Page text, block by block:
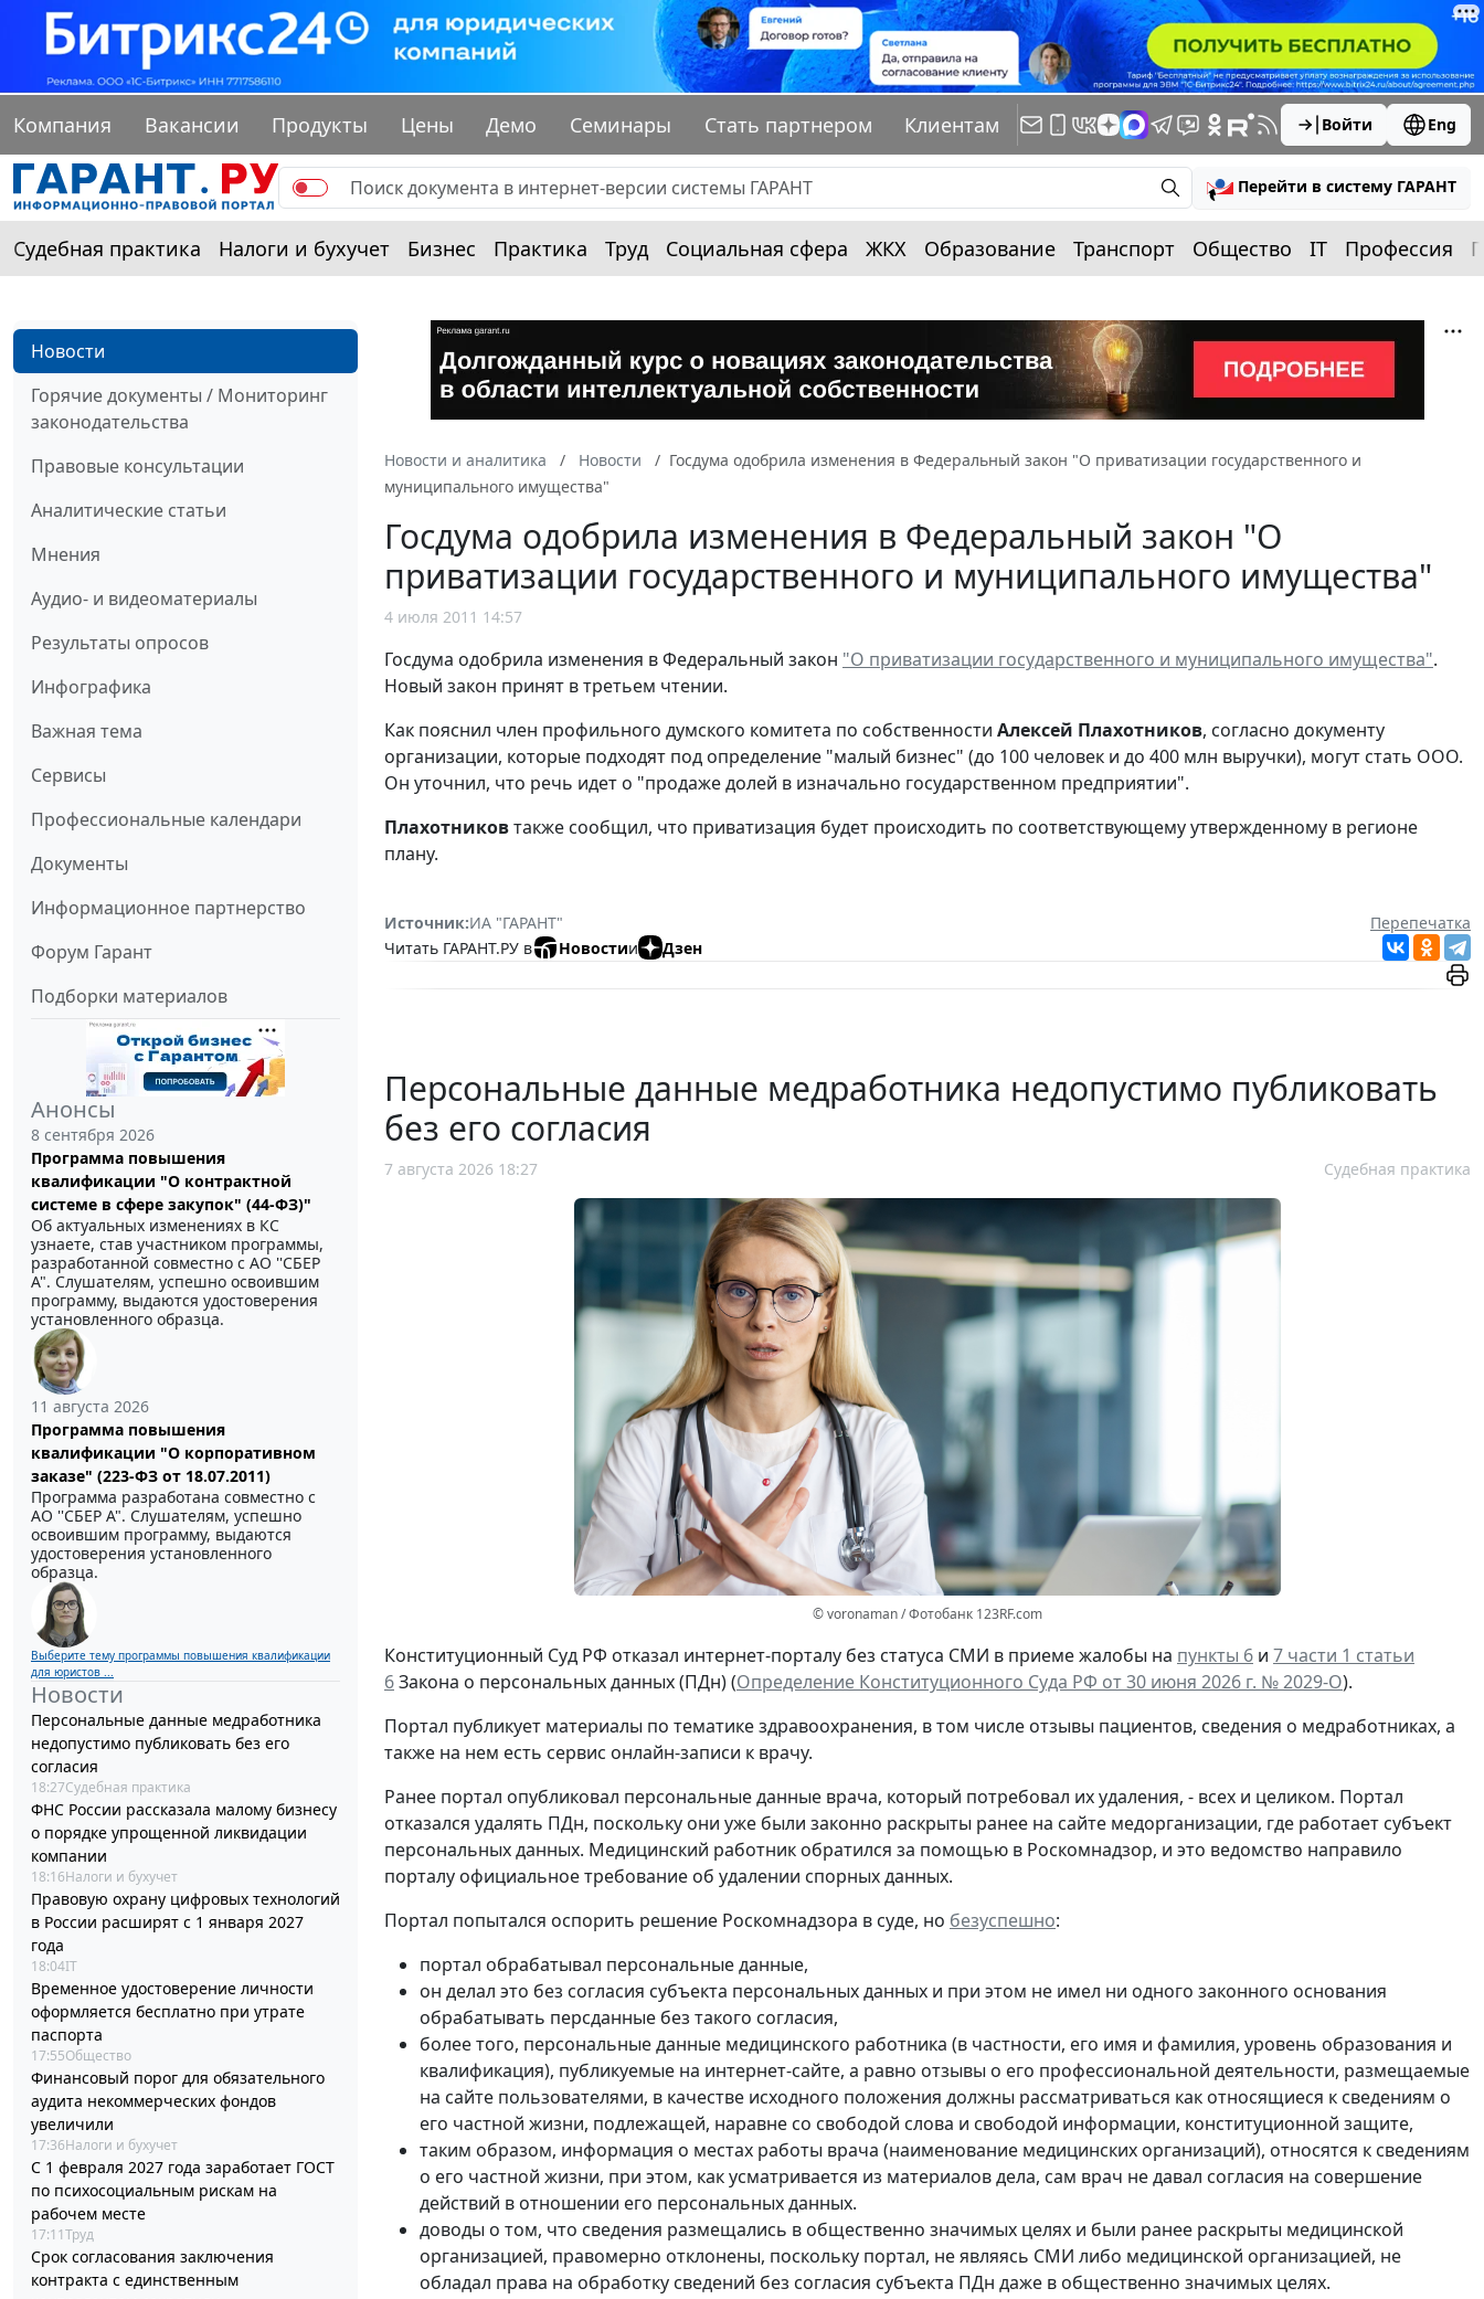
Компания Вакансии Продукты Цены Демо Семинары Стать партнером Клиентам Войти Eng
Перейти в систему ГАРАНТ
Судебная практика Налоги и бухучет Бизнес Практика Труд Социальная сфера ЖКХ Образование Транспорт Общество IT Профессия
Новости
Горячие документы / Мониторинг
законодательства
Правовые консультации
Аналитические статьи
Мнения
Аудио- и видеоматериалы
Результаты опросов
Инфографика
Важная тема
Сервисы
Профессиональные календари
Документы
Информационное партнерство
Форум Гарант
Подборки материалов
Анонсы
8 сентября 2026
Программа повышения
квалификации "О контрактной
системе в сфере закупок" (44-ФЗ)"
Об актуальных изменениях в КС
узнаете, став участником программы,
разработанной совместно с АО ''СБЕР
А". Слушателям, успешно освоившим
программу, выдаются удостоверения
установленного образца.
11 августа 2026
Программа повышения
квалификации "О корпоративном
заказе" (223-ФЗ от 18.07.2011)
Программа разработана совместно с
АО ''СБЕР А". Слушателям, успешно
освоившим программу, выдаются
удостоверения установленного
образца.
Выберите тему программы повышения квалификации
для юристов ...
Новости
Персональные данные медработника
недопустимо публиковать без его
согласия
18:27Судебная практика
ФНС России рассказала малому бизнесу
о порядке упрощенной ликвидации
компании
18:16Налоги и бухучет
Правовую охрану цифровых технологий
в России расширят с 1 января 2027
года
18:04IT
Временное удостоверение личности
оформляется бесплатно при утрате
паспорта
17:55Общество
Финансовый порог для обязательного
аудита некоммерческих фондов
увеличили
17:36Налоги и бухучет
С 1 февраля 2027 года заработает ГОСТ
по психосоциальным рискам на
рабочем месте
17:11Труд
Срок согласования заключения
контракта с единственным
Новости и аналитика Новости
Госдума одобрила изменения в Федеральный закон "О приватизации государственного и
муниципального имущества"
Госдума одобрила изменения в Федеральный закон "О
приватизации государственного и муниципального имущества"
4 июля 2011 14:57
Госдума одобрила изменения в Федеральный закон "О приватизации государственного и муниципального имущества".
Новый закон принят в третьем чтении.
Как пояснил член профильного думского комитета по собственности Алексей Плахотников, согласно документу
организации, которые подходят под определение "малый бизнес" (до 100 человек и до 400 млн выручки), могут стать ООО.
Он уточнил, что речь идет о "продаже долей в изначально государственном предприятии".
Плахотниковтакже сообщил, что приватизация будет происходить по соответствующему утвержденному в регионе
плану.
Источник:ИА "ГАРАНТ"
Перепечатка
Читать ГАРАНТ.РУ в
Новостии Дзен
Персональные данные медработника недопустимо публиковать
без его согласия
7 августа 2026 18:27 Судебная практика
© voronaman / Фотобанк 123RF.com
Конституционный Суд РФ отказал интернет-порталу без статуса СМИ в приеме жалобы на пункты 6 и 7 части 1 статьи
6Закона о персональных данных (ПДн) (Определение Конституционного Суда РФ от 30 июня 2026 г. № 2029-О).
Портал публикует материалы по тематике здравоохранения, в том числе отзывы пациентов, сведения о медработниках, а
также на нем есть сервис онлайн-записи к врачу.
Ранее портал опубликовал персональные данные врача, который потребовал их удаления, - всех и целиком. Портал
отказался удалять ПДн, поскольку они уже были законно раскрыты ранее на сайте медорганизации, где работает субъект
персональных данных. Медицинский работник обратился за помощью в Роскомнадзор, и это ведомство направило
порталу официальное требование об удалении спорных данных.
Портал попытался оспорить решение Роскомнадзора в суде, но безуспешно:
портал обрабатывал персональные данные,
он делал это без согласия субъекта персональных данных и при этом не имел ни одного законного основания
обрабатывать персданные без такого согласия,
более того, персональные данные медицинского работника (в частности, его имя и фамилия, уровень образования и
квалификация), публикуемые на интернет-сайте, а равно отзывы о его профессиональной деятельности, размещаемые
на сайте пользователями, в качестве исходного положения должны рассматриваться как относящиеся к сведениям о
его частной жизни, подлежащей, наравне со свободой слова и свободой информации, конституционной защите,
таким образом, информация о местах работы врача (наименование медицинских организаций), относятся к сведениям
о его частной жизни, при этом, как усматривается из материалов дела, сам врач не давал согласия на совершение
действий в отношении его персональных данных.
доводы о том, что сведения размещались в общественно значимых целях и были ранее раскрыты медицинской
организацией, правомерно отклонены, поскольку портал, не являясь СМИ либо медицинской организацией, не
обладал права на обработку сведений без согласия субъекта ПДн даже в общественно значимых целях.